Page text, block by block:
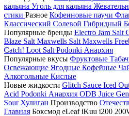
кальяна Уголь для кальяна
стики Разное Кофеиновые паучи
Классический Солевой Гибридный
Популярные бренды Electro Jam Salt
Blaze Salt Maxwells Salt Maxwells
Catch! Loot Salt Podonki Анархия
Популярные вкусы Фруктовые
Освежающие Ягодные Кофейные
Алкогольные Кислые
Новые жидкости Glitch Sauce Iced
Acid Podonki Анархия ODB Juice
Sour Хулиган Производство
Главная Боксмод eLeaf iKuu i200